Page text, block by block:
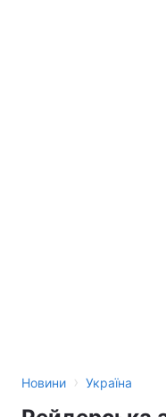
Новини › Україна